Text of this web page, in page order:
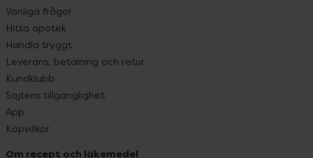
Vanliga frågor
Hitta apotek
Handla tryggt
Leverans, betalning och retur
Kundklubb
Sajtens tillgänglighet
App
Köpvillkor
Om recept och läkemedel